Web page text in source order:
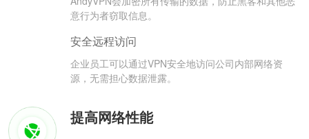
意行为者窃取信息。
安全远程访问
企业员工可以通过VPN安全地访问公司内部网络资
源，无需担心数据泄露。
提高网络性能